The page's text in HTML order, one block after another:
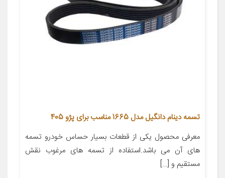
تسمه دینام دانگیل مدل 1665 مناسب برای پژو 405
معرفی محصول یکی از قطعات بسیار حساس خودرو تسمه
های آن می باشد.استفاده از تسمه های مرغوب نقش
مستقیم و […]